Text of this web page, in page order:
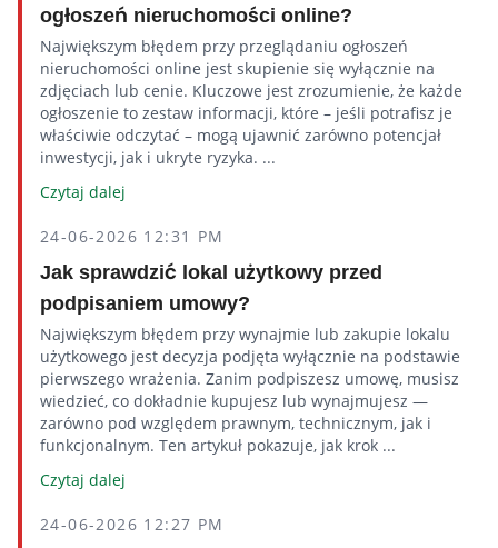
ogłoszeń nieruchomości online?
Największym błędem przy przeglądaniu ogłoszeń
nieruchomości online jest skupienie się wyłącznie na
zdjęciach lub cenie. Kluczowe jest zrozumienie, że każde
ogłoszenie to zestaw informacji, które – jeśli potrafisz je
właściwie odczytać – mogą ujawnić zarówno potencjał
inwestycji, jak i ukryte ryzyka. ...
Czytaj dalej
24-06-2026 12:31 PM
Jak sprawdzić lokal użytkowy przed
podpisaniem umowy?
Największym błędem przy wynajmie lub zakupie lokalu
użytkowego jest decyzja podjęta wyłącznie na podstawie
pierwszego wrażenia. Zanim podpiszesz umowę, musisz
wiedzieć, co dokładnie kupujesz lub wynajmujesz —
zarówno pod względem prawnym, technicznym, jak i
funkcjonalnym. Ten artykuł pokazuje, jak krok ...
Czytaj dalej
24-06-2026 12:27 PM